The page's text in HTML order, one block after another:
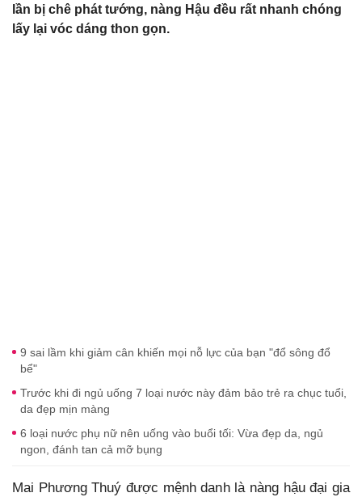
lần bị chê phát tướng, nàng Hậu đều rất nhanh chóng
lấy lại vóc dáng thon gọn.
9 sai lầm khi giảm cân khiến mọi nỗ lực của bạn "đổ sông đổ
bể"
Trước khi đi ngủ uống 7 loại nước này đảm bảo trẻ ra chục tuổi,
da đẹp mịn màng
6 loại nước phụ nữ nên uống vào buổi tối: Vừa đẹp da, ngủ
ngon, đánh tan cả mỡ bụng
Mai Phương Thuý được mệnh danh là nàng hậu đại gia